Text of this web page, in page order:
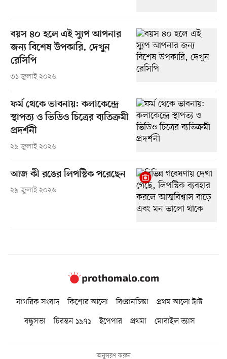
বয়স ৪০ হলে এই স্যুপ আপনার
জন্য বিশেষ উপকারি, দেখুন
রেসিপি
৩১ জুলাই ২০২৬
ফর্ম থেকে ভাবনায়: কলাকেন্দ্রে
স্থাপত্য ও ভিডিও চিত্রের ব্যতিক্রমী
প্রদর্শনী
২৯ জুলাই ২০২৬
আজ কী রঙের লিপস্টিক পরেছেন
২৯ জুলাই ২০২৬
নাগরিক সংবাদ কিশোর আলো বিজ্ঞানচিন্তা
প্রথম আলো ট্রাস্ট
বন্ধুসভা
চিরন্তন ১৯৭১ ইপেপার প্রথমা মোবাইল ভ্যাস
অনুসরণ করুন